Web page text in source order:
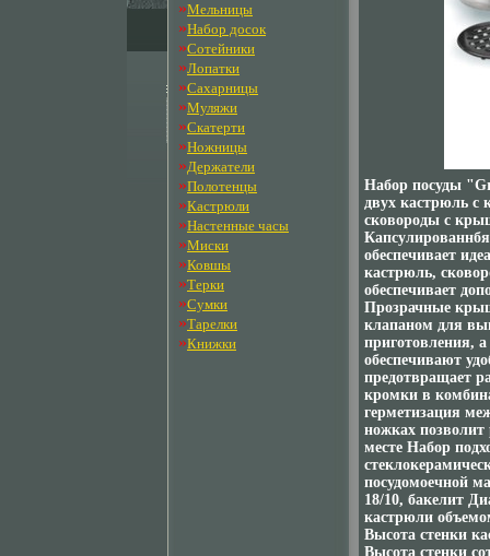
»Мельницы
»Набор досок
»Сотейники
»Лопатки
»Сахарницы
»Муляжи
»Скатерти
»Ножницы
»Держатели
»Полотенцы
»Кастрюли
»Настенные часы
»Миски
»Ковшы
»Терки
»Сумки
»Тарелки
»Книжки
Набор посуды
двух кастрюль
сковороды с
обеспечивает
кастрюль,
обеспечивает
Прозрачные
клапаном для
приготовления,
обеспечивают
предотвращает
кромки в
герметизация
ножках позволит
месте Набор
посудомоечной
18/10, бакелит
кастрюли
Высота стенки
Высота стенки